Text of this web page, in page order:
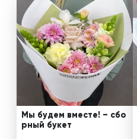
Мы будем вместе! – сбо
рный букет